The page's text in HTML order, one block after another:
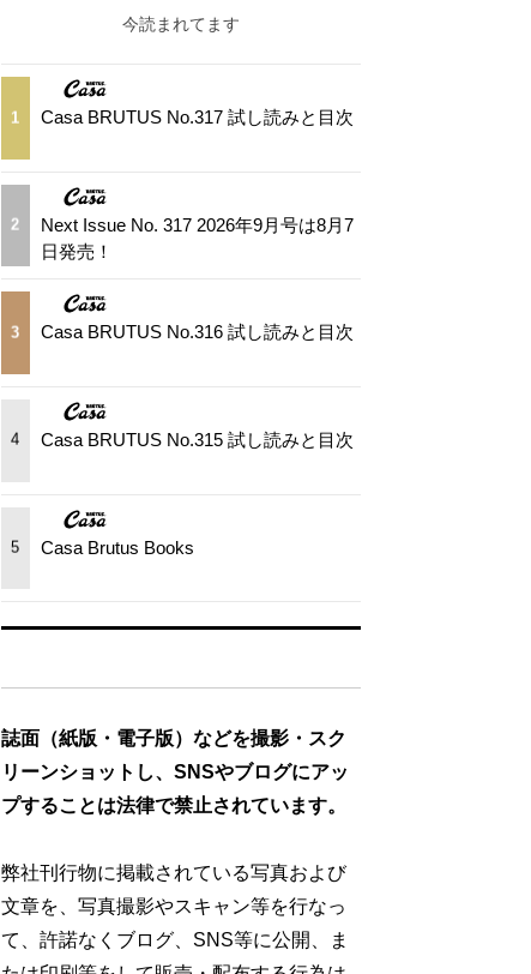
今読まれてます
1 Casa BRUTUS No.317 試し読みと目次
2
Next Issue No. 317 2026年9月号は8月7
日発売！
3 Casa BRUTUS No.316 試し読みと目次
4 Casa BRUTUS No.315 試し読みと目次
5 Casa Brutus Books
誌面（紙版・電子版）などを撮影・スク
リーンショットし、SNSやブログにアッ
プすることは法律で禁止されています。
弊社刊行物に掲載されている写真および
文章を、写真撮影やスキャン等を行なっ
て、許諾なくブログ、SNS等に公開、ま